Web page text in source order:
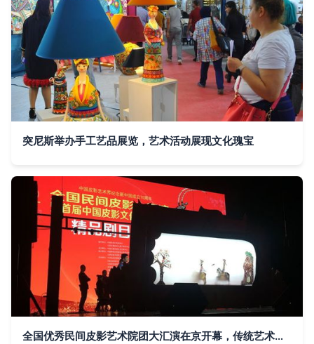
突尼斯举办手工艺品展览，艺术活动展现文化瑰宝
全国优秀民间皮影艺术院团大汇演在京开幕，传统艺术焕发新活力